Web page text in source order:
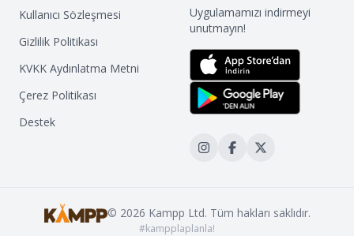
Kullanıcı Sözleşmesi
Gizlilik Politikası
KVKK Aydınlatma Metni
Çerez Politikası
Destek
Uygulamamızı indirmeyi
unutmayın!
© 2026 Kampp Ltd. Tüm hakları saklıdır.
#kampplaplanla!